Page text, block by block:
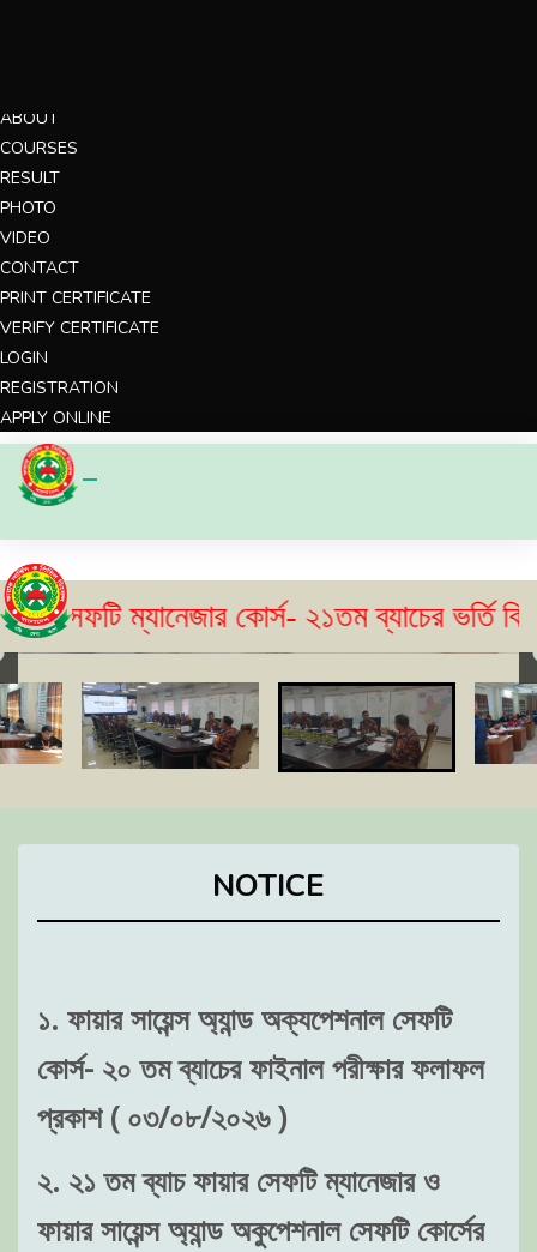
ABOUT
COURSES
RESULT
PHOTO
VIDEO
CONTACT
PRINT CERTIFICATE
VERIFY CERTIFICATE
LOGIN
REGISTRATION
APPLY ONLINE
ম্যানেজার কোর্স- ২১তম ব্যাচের ভর্তি
NOTICE
১. ফায়ার সায়েন্স অ্যান্ড অক্যপেশনাল সেফটি
কোর্স- ২০ তম ব্যাচের ফাইনাল পরীক্ষার ফলাফল
প্রকাশ ( ০৩/০৮/২০২৬ )
২. ২১ তম ব্যাচ ফায়ার সেফটি ম্যানেজার ও
ফায়ার সায়েন্স অ্যান্ড অকুপেশনাল সেফটি কোর্সের